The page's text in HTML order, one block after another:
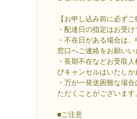
【お申し込み前に必ずご
・配達日の指定はお受け
・不在日がある場合は
窓口へご連絡をお願いい
・長期不在などお受取
びキャンセルはいたしか
・万が一発送困難な場
ただくことがございます
■ご注意